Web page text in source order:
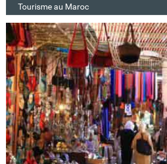
Tourisme au Maroc